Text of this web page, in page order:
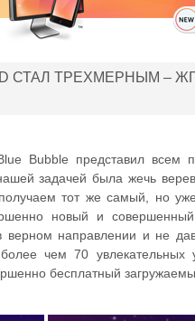
СТАЛ ТРЕХМЕРНЫМ –
Bubble представил всем
задачей была жечь
тот же самый, но уже
новый и совершенный
направлении и не
чем 70
бесплатный